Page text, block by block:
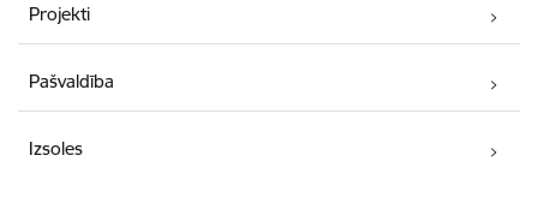
Projekti
Pašvaldība
Izsoles